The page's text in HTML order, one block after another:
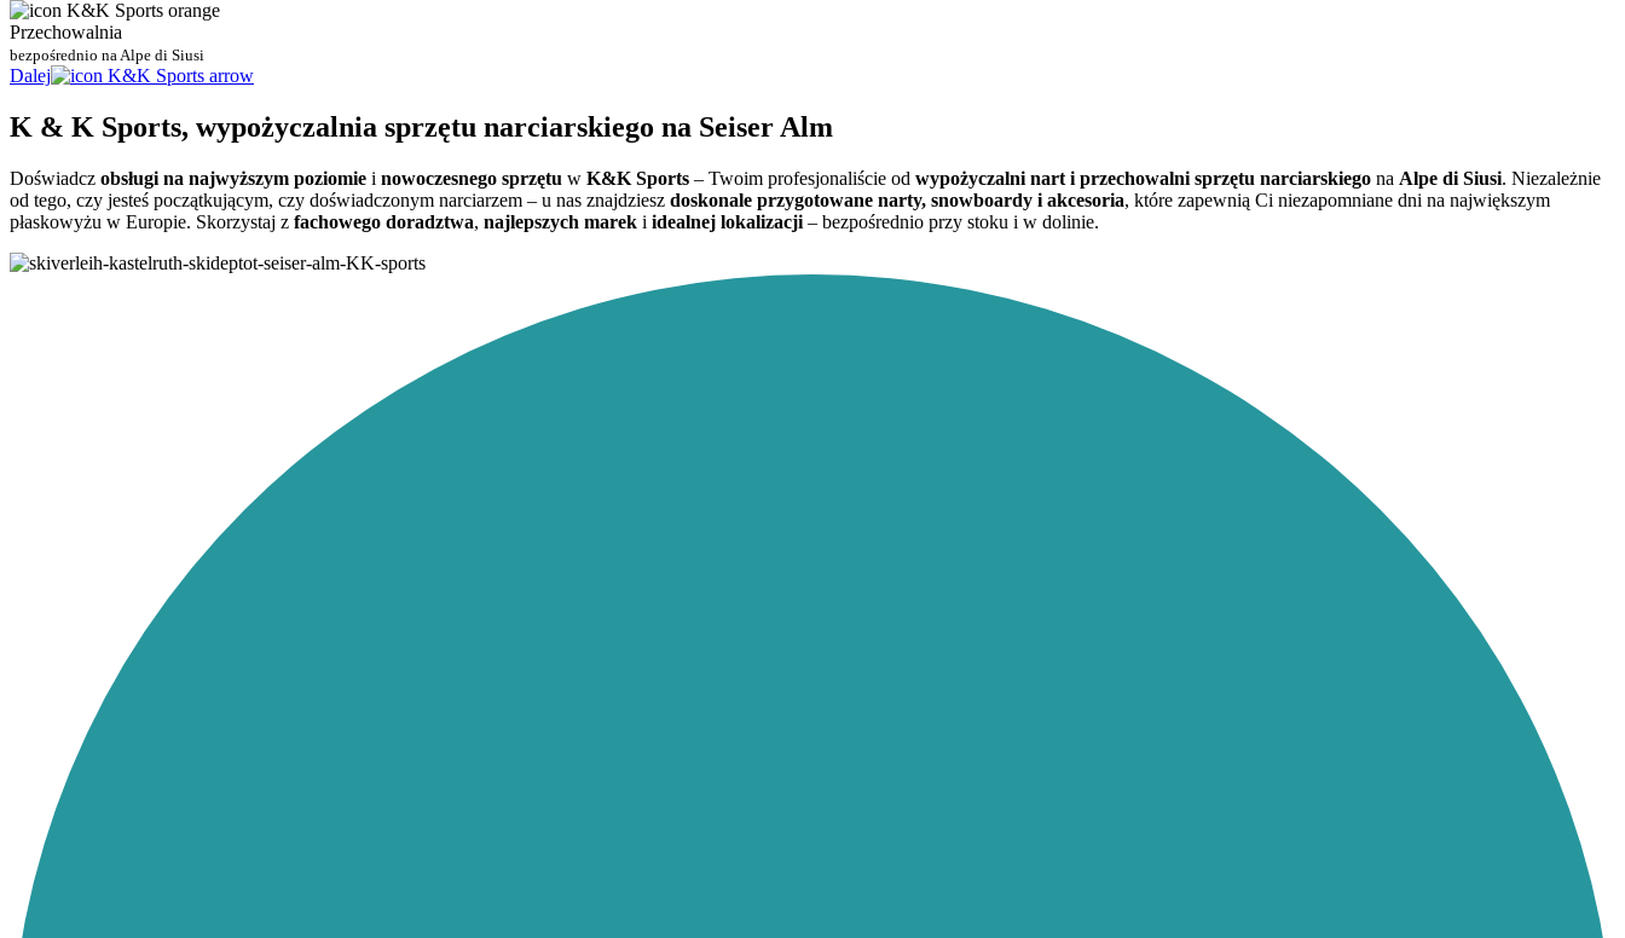
Przechowalnia
bezpośrednio na Alpe di Siusi
Dalej
K & K Sports, wypożyczalnia sprzętu narciarskiego na Seiser Alm
Doświadcz obsługi na najwyższym poziomie i nowoczesnego sprzętu w K&K Sports – Twoim profesjonaliście od wypożyczalni nart i przechowalni sprzętu narciarskiego na Alpe di Siusi. Niezależnie
od tego, czy jesteś początkującym, czy doświadczonym narciarzem – u nas znajdziesz doskonale przygotowane narty, snowboardy i akcesoria, które zapewnią Ci niezapomniane dni na największym
płaskowyżu w Europie. Skorzystaj z fachowego doradztwa, najlepszych marek i idealnej lokalizacji – bezpośrednio przy stoku i w dolinie.